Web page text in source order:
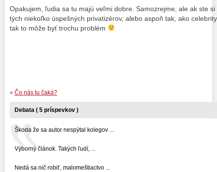
Opakujem, ľudia sa tu majú veľmi dobre. Samozrejme, ale ak ste
tých niekoľko úspešných privatizérov, alebo aspoň tak, ako
tak to môže byť trochu problém
« Čo nás tu čaká?
Debata ( 5 príspevkov )
Škoda že sa autor nespýtal kolegov ...
Výborný článok. Takých ľudí, ...
Nedá sa nič robiť, malomeštiactvo ...